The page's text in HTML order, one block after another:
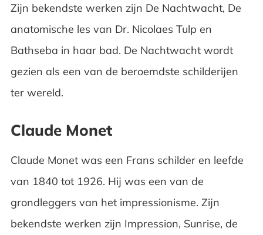
Zijn bekendste werken zijn De Nachtwacht, De
anatomische les van Dr. Nicolaes Tulp en
Bathseba in haar bad. De Nachtwacht wordt
gezien als een van de beroemdste schilderijen
ter wereld.
Claude Monet
Claude Monet was een Frans schilder en leefde
van 1840 tot 1926. Hij was een van de
grondleggers van het impressionisme. Zijn
bekendste werken zijn Impression, Sunrise, de